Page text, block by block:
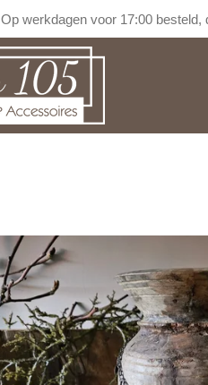
Op werkdagen voor 17:00 besteld,